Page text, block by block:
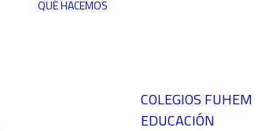
QUÉ HACEMOS
COLEGIOS FUHEM
EDUCACIÓN